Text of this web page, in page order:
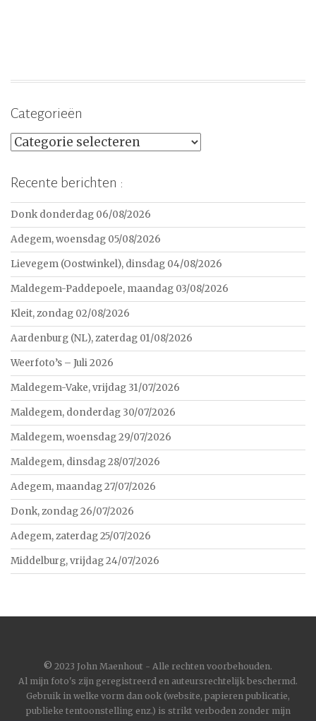
Categorieën
Categorieën
Recente berichten :
Donk donderdag 06/08/2026
Adegem, woensdag 05/08/2026
Lievegem (Oostwinkel), dinsdag 04/08/2026
Maldegem-Paddepoele, maandag 03/08/2026
Kleit, zondag 02/08/2026
Aardenburg (NL), zaterdag 01/08/2026
Weerfoto’s – Juli 2026
Maldegem-Vake, vrijdag 31/07/2026
Maldegem, donderdag 30/07/2026
Maldegem, woensdag 29/07/2026
Maldegem, dinsdag 28/07/2026
Adegem, maandag 27/07/2026
Donk, zondag 26/07/2026
Adegem, zaterdag 25/07/2026
Middelburg, vrijdag 24/07/2026
© 2023 John Maenhout - Alle rechten voorbehouden.
Al mijn foto's zijn geregistreerd en auteursrechtelijk beschermd.
Gebruik in welke vorm dan ook (website, papieren publicatie,
publieke tentoonstelling enz.) is strikt verboden zonder mijn